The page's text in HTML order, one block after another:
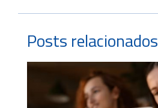
Posts relacionados